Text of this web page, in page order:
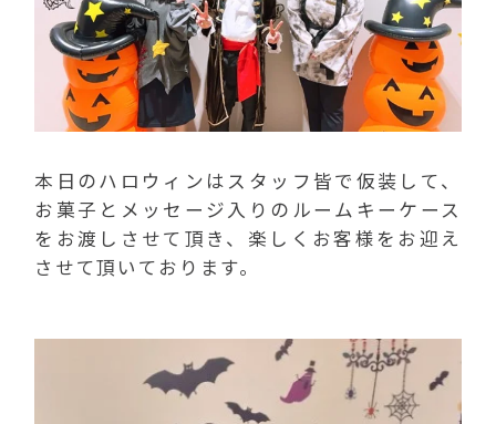
本日のハロウィンはスタッフ皆で仮装して、
お菓子とメッセージ入りのルームキーケース
をお渡しさせて頂き、楽しくお客様をお迎え
させて頂いております。